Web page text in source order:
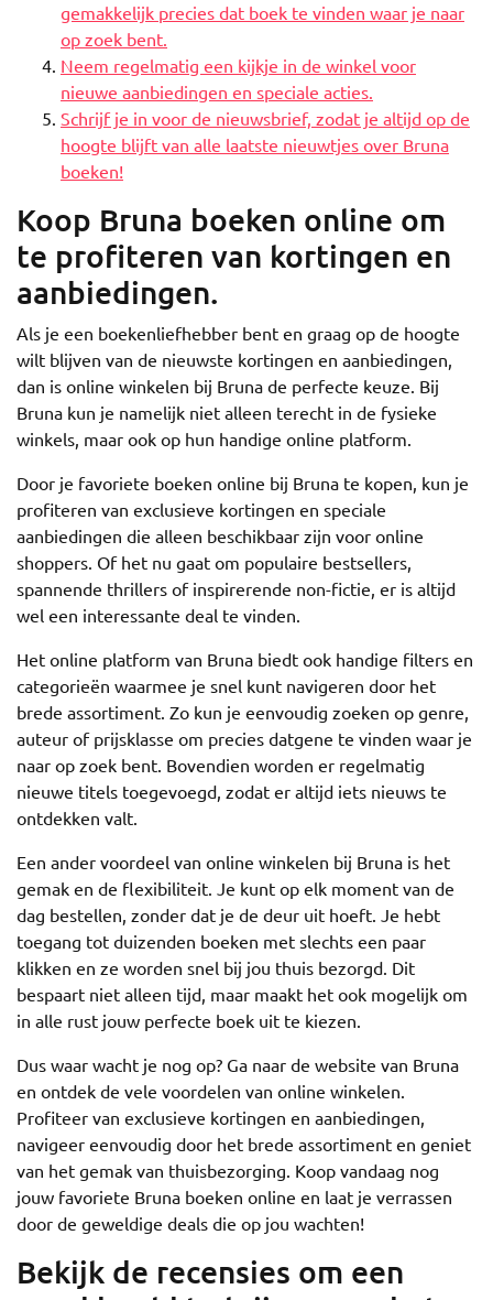
gemakkelijk precies dat boek te vinden waar je naar
op zoek bent.
Neem regelmatig een kijkje in de winkel voor
nieuwe aanbiedingen en speciale acties.
Schrijf je in voor de nieuwsbrief, zodat je altijd op de
hoogte blijft van alle laatste nieuwtjes over Bruna
boeken!
Koop Bruna boeken online om
te profiteren van kortingen en
aanbiedingen.
Als je een boekenliefhebber bent en graag op de hoogte
wilt blijven van de nieuwste kortingen en aanbiedingen,
dan is online winkelen bij Bruna de perfecte keuze. Bij
Bruna kun je namelijk niet alleen terecht in de fysieke
winkels, maar ook op hun handige online platform.
Door je favoriete boeken online bij Bruna te kopen, kun je
profiteren van exclusieve kortingen en speciale
aanbiedingen die alleen beschikbaar zijn voor online
shoppers. Of het nu gaat om populaire bestsellers,
spannende thrillers of inspirerende non-fictie, er is altijd
wel een interessante deal te vinden.
Het online platform van Bruna biedt ook handige filters en
categorieën waarmee je snel kunt navigeren door het
brede assortiment. Zo kun je eenvoudig zoeken op genre,
auteur of prijsklasse om precies datgene te vinden waar je
naar op zoek bent. Bovendien worden er regelmatig
nieuwe titels toegevoegd, zodat er altijd iets nieuws te
ontdekken valt.
Een ander voordeel van online winkelen bij Bruna is het
gemak en de flexibiliteit. Je kunt op elk moment van de
dag bestellen, zonder dat je de deur uit hoeft. Je hebt
toegang tot duizenden boeken met slechts een paar
klikken en ze worden snel bij jou thuis bezorgd. Dit
bespaart niet alleen tijd, maar maakt het ook mogelijk om
in alle rust jouw perfecte boek uit te kiezen.
Dus waar wacht je nog op? Ga naar de website van Bruna
en ontdek de vele voordelen van online winkelen.
Profiteer van exclusieve kortingen en aanbiedingen,
navigeer eenvoudig door het brede assortiment en geniet
van het gemak van thuisbezorging. Koop vandaag nog
jouw favoriete Bruna boeken online en laat je verrassen
door de geweldige deals die op jou wachten!
Bekijk de recensies om een